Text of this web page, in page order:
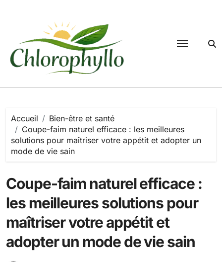
Accueil
Bien-être et santé
Coupe-faim naturel efficace : les meilleures
solutions pour maîtriser votre appétit et adopter un
mode de vie sain
Coupe-faim naturel efficace :
les meilleures solutions pour
maîtriser votre appétit et
adopter un mode de vie sain